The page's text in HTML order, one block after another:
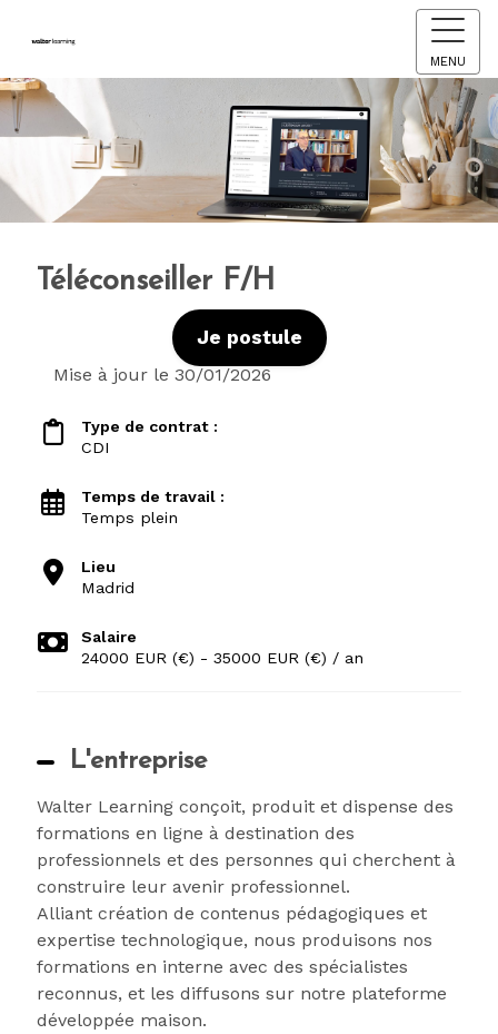
MENU
Téléconseiller F/H
Je postule
Mise à jour le 30/01/2026
Type de contrat :
CDI
Temps de travail :
Temps plein
Lieu
Madrid
Salaire
24000 EUR (€) - 35000 EUR (€) / an
L'entreprise
Walter Learning conçoit, produit et dispense des
formations en ligne à destination des
professionnels et des personnes qui cherchent à
construire leur avenir professionnel.
Alliant création de contenus pédagogiques et
expertise technologique, nous produisons nos
formations en interne avec des spécialistes
reconnus, et les diffusons sur notre plateforme
développée maison.